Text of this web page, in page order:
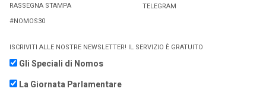
RASSEGNA STAMPA
#NOMOS30
TELEGRAM
ISCRIVITI ALLE NOSTRE NEWSLETTER! IL SERVIZIO È GRATUITO
Gli Speciali di Nomos
La Giornata Parlamentare